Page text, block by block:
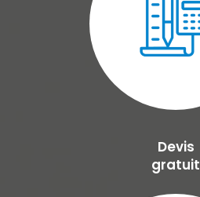
Devis
gratuit